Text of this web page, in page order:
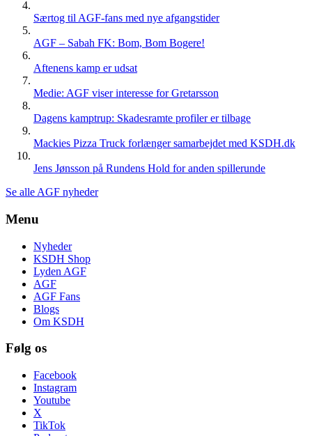
Særtog til AGF-fans med nye afgangstider
AGF – Sabah FK: Bom, Bom Bogere!
Aftenens kamp er udsat
Medie: AGF viser interesse for Gretarsson
Dagens kamptrup: Skadesramte profiler er tilbage
Mackies Pizza Truck forlænger samarbejdet med KSDH.dk
Jens Jønsson på Rundens Hold for anden spillerunde
Se alle AGF nyheder
Menu
Nyheder
KSDH Shop
Lyden AGF
AGF
AGF Fans
Blogs
Om KSDH
Følg os
Facebook
Instagram
Youtube
X
TikTok